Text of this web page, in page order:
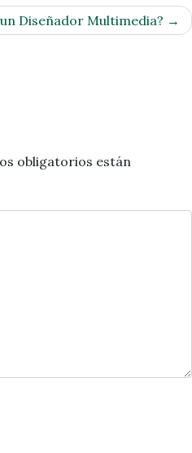
Diseñador Multimedia?
obligatorios están